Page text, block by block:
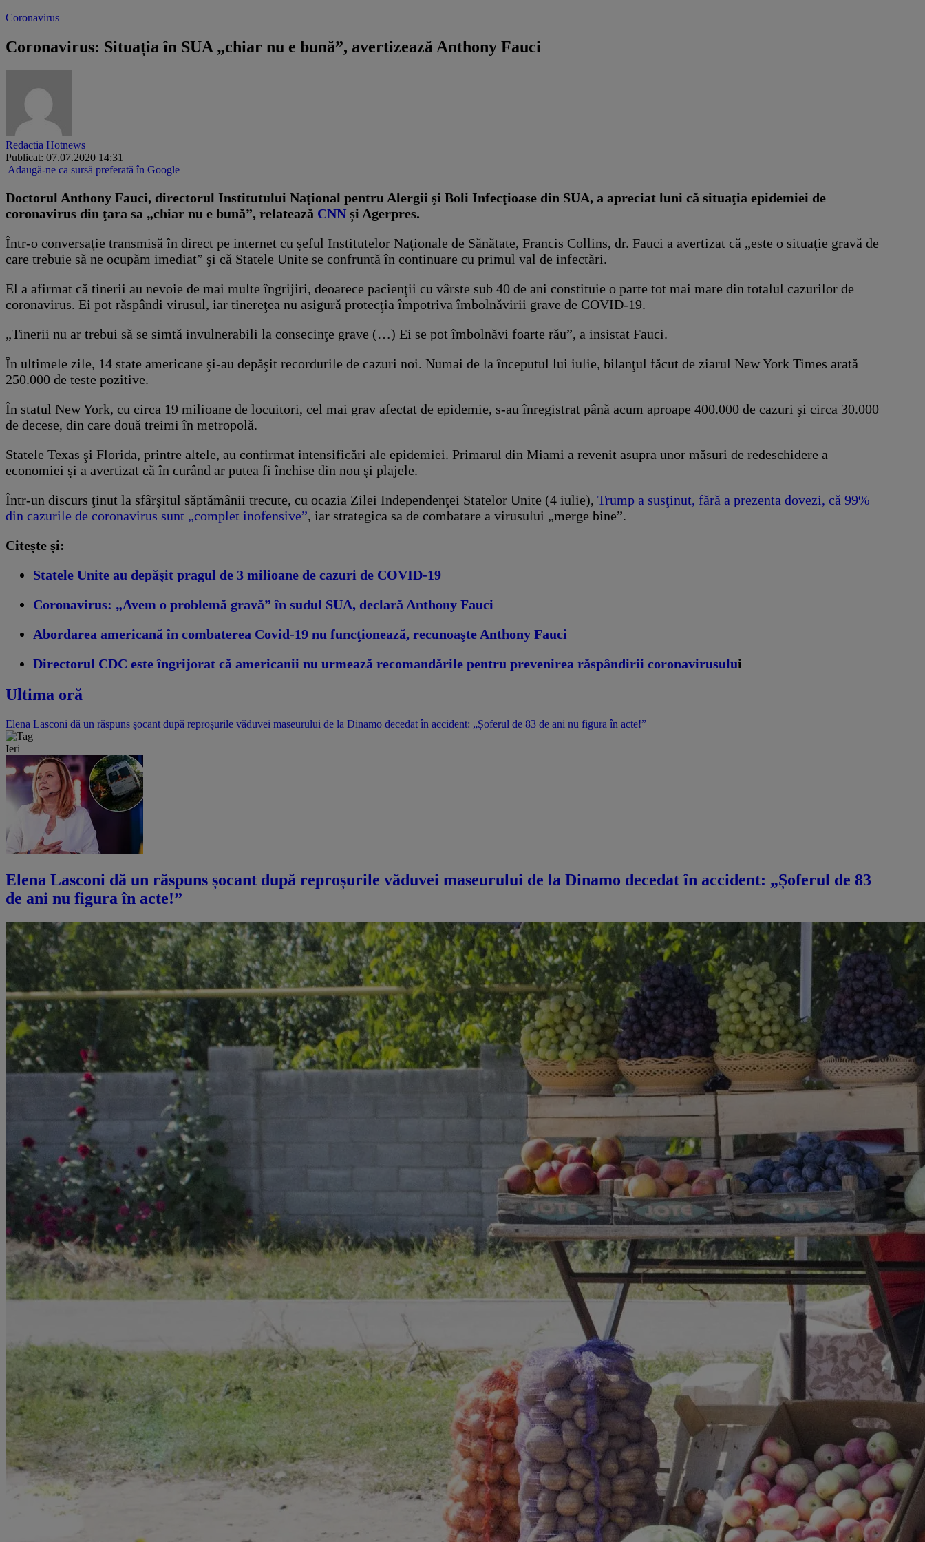
Coronavirus
Coronavirus: Situația în SUA „chiar nu e bună”, avertizează Anthony Fauci
Redactia Hotnews
Publicat: 07.07.2020 14:31
Adaugă-ne ca sursă preferată în Google
Doctorul Anthony Fauci, directorul Institutului Naţional pentru Alergii şi Boli Infecţioase din SUA, a apreciat luni că situaţia epidemiei de
coronavirus din ţara sa „chiar nu e bună”, relatează CNN și Agerpres.
Într-o conversaţie transmisă în direct pe internet cu şeful Institutelor Naţionale de Sănătate, Francis Collins, dr. Fauci a avertizat că „este o situaţie gravă de
care trebuie să ne ocupăm imediat” şi că Statele Unite se confruntă în continuare cu primul val de infectări.
El a afirmat că tinerii au nevoie de mai multe îngrijiri, deoarece pacienţii cu vârste sub 40 de ani constituie o parte tot mai mare din totalul cazurilor de
coronavirus. Ei pot răspândi virusul, iar tinereţea nu asigură protecţia împotriva îmbolnăvirii grave de COVID-19.
„Tinerii nu ar trebui să se simtă invulnerabili la consecinţe grave (…) Ei se pot îmbolnăvi foarte rău”, a insistat Fauci.
În ultimele zile, 14 state americane şi-au depăşit recordurile de cazuri noi. Numai de la începutul lui iulie, bilanţul făcut de ziarul New York Times arată
250.000 de teste pozitive.
În statul New York, cu circa 19 milioane de locuitori, cel mai grav afectat de epidemie, s-au înregistrat până acum aproape 400.000 de cazuri şi circa 30.000
de decese, din care două treimi în metropolă.
Statele Texas şi Florida, printre altele, au confirmat intensificări ale epidemiei. Primarul din Miami a revenit asupra unor măsuri de redeschidere a
economiei şi a avertizat că în curând ar putea fi închise din nou şi plajele.
Într-un discurs ţinut la sfârşitul săptămânii trecute, cu ocazia Zilei Independenţei Statelor Unite (4 iulie), Trump a susţinut, fără a prezenta dovezi, că 99%
din cazurile de coronavirus sunt „complet inofensive”, iar strategica sa de combatare a virusului „merge bine”.
Citește și:
Statele Unite au depăşit pragul de 3 milioane de cazuri de COVID-19
Coronavirus: „Avem o problemă gravă” în sudul SUA, declară Anthony Fauci
Abordarea americană în combaterea Covid-19 nu funcţionează, recunoaşte Anthony Fauci
Directorul CDC este îngrijorat că americanii nu urmează recomandările pentru prevenirea răspândirii coronavirusului
Ultima oră
Elena Lasconi dă un răspuns șocant după reproșurile văduvei maseurului de la Dinamo decedat în accident: „Șoferul de 83 de ani nu figura în acte!”
Ieri
Elena Lasconi dă un răspuns șocant după reproșurile văduvei maseurului de la Dinamo decedat în accident: „Șoferul de 83
de ani nu figura în acte!”